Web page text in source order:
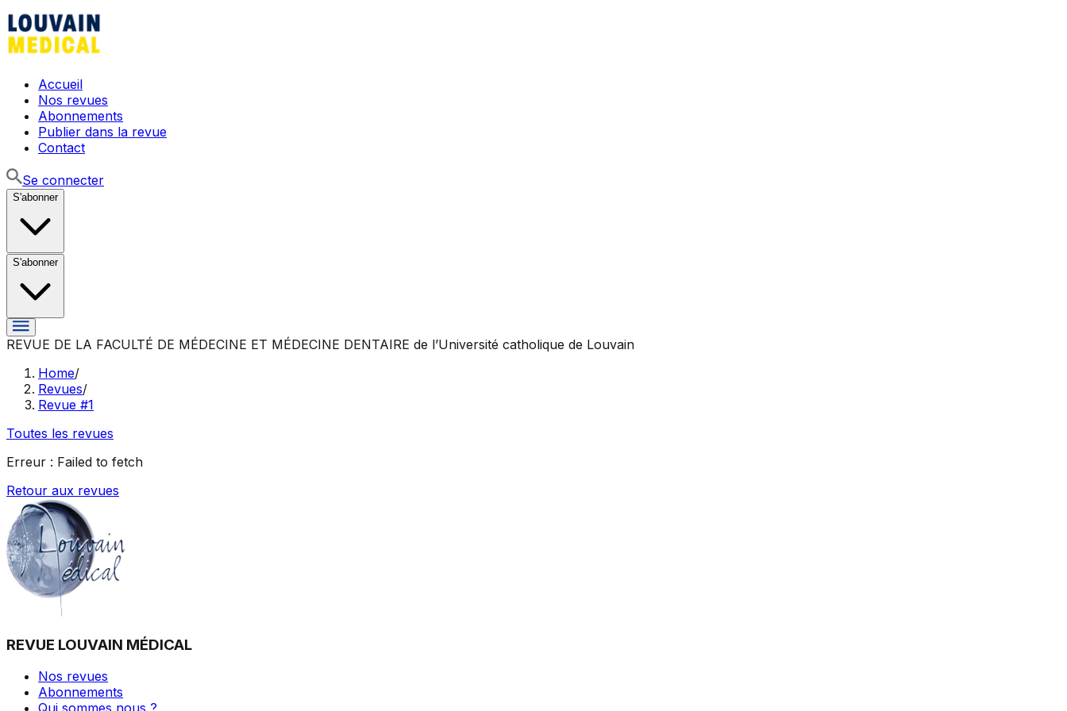
Accueil
Nos revues
Abonnements
Publier dans la revue
Contact
Se connecter
S'abonner
S'abonner
REVUE DE LA FACULTÉ DE MÉDECINE ET MÉDECINE DENTAIRE de l’Université catholique de Louvain
Home/
Revues/
Revue #1
Toutes les revues
Erreur : Failed to fetch
Retour aux revues
REVUE LOUVAIN MÉDICAL
Nos revues
Abonnements